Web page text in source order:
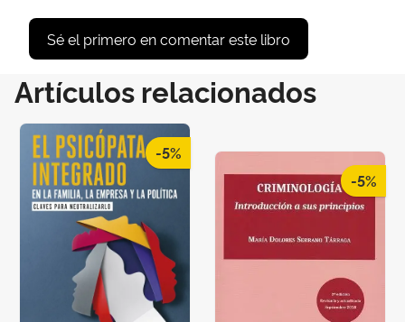
Sé el primero en comentar este libro
Artículos relacionados
-5%
-5%